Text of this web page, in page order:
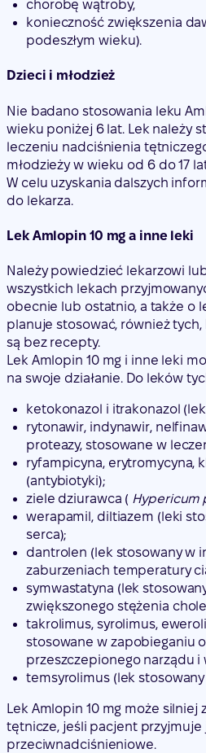
chorobę wątroby,
konieczność zwiększenia
podeszłym wieku).
Dzieci i młodzież
Nie badano stosowania leku
wieku poniżej 6 lat. Lek należy
leczeniu nadciśnienia
młodzieży w wieku od 6 do 17
W celu uzyskania dalszych
do lekarza.
Lek Amlopin 10 mg a inne leki
Należy powiedzieć lekarzowi
wszystkich lekach
obecnie lub ostatnio, a także o
planuje stosować, również
są bez recepty.
Lek Amlopin 10 mg i inne leki
na swoje działanie. Do leków
ketokonazol i itrakonazol
rytonawir, indynawir,
proteazy, stosowane w
ryfampicyna, erytromycyna,
(antybiotyki);
ziele dziurawca ( Hypericum
werapamil, diltiazem (leki
serca);
dantrolen (lek stosowany w
zaburzeniach temperatury
symwastatyna (lek
zwiększonego stężenia
takrolimus, syrolimus,
stosowane w zapobieganiu
przeszczepionego narządu i
temsyrolimus (lek
Lek Amlopin 10 mg może silniej
tętnicze, jeśli pacjent przyjmuje
przeciwnadciśnieniowe.